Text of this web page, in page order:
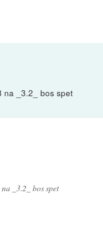
na _3.2_ bos spet
_3.2_ bos spet